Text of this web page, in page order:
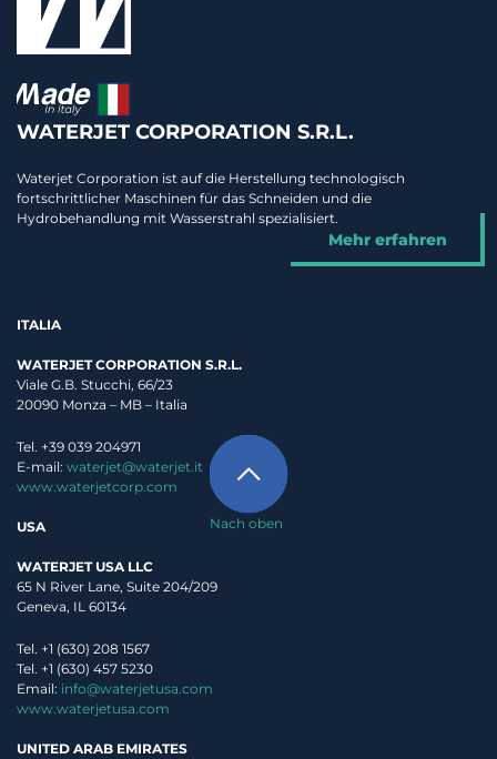
Nach oben
WATERJET CORPORATION S.R.L.
Waterjet Corporation ist auf die Herstellung technologisch
fortschrittlicher Maschinen für das Schneiden und die
Hydrobehandlung mit Wasserstrahl spezialisiert.
Mehr erfahren
ITALIA
WATERJET CORPORATION S.R.L.
Viale G.B. Stucchi, 66/23
20090 Monza – MB – Italia
Tel. +39 039 204971
E-mail: waterjet@waterjet.it
www.waterjetcorp.com
USA
WATERJET USA LLC
65 N River Lane, Suite 204/209
Geneva, IL 60134
Tel. +1 (630) 208 1567
Tel. +1 (630) 457 5230
Email: info@waterjetusa.com
www.waterjetusa.com
UNITED ARAB EMIRATES